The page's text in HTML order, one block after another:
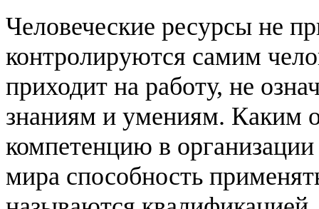
Человеческие ресурсы не
контролируются самим
приходит на работу, не
знаниям и умениям. Каким
компетенцию в
мира способность